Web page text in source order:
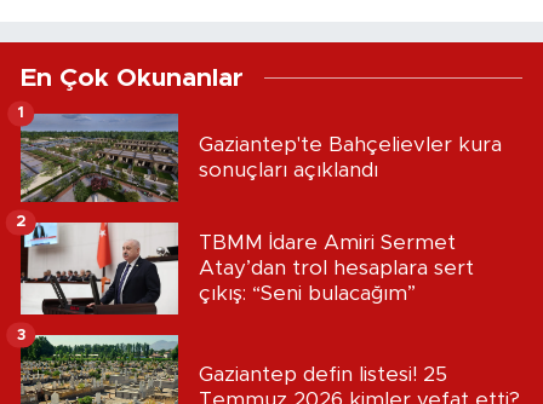
En Çok Okunanlar
Gaziantep'te Bahçelievler kura
sonuçları açıklandı
1
TBMM İdare Amiri Sermet
Atay’dan trol hesaplara sert
çıkış: “Seni bulacağım”
2
Gaziantep defin listesi! 25
3